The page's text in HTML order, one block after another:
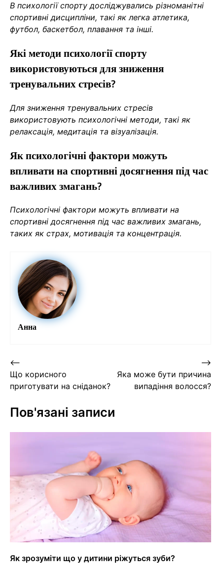
В психології спорту досліджувались різноманітні
спортивні дисципліни, такі як легка атлетика,
футбол, баскетбол, плавання та інші.
Які методи психології спорту
використовуються для зниження
тренувальних стресів?
Для зниження тренувальних стресів
використовують психологічні методи, такі як
релаксація, медитація та візуалізація.
Як психологічні фактори можуть
впливати на спортивні досягнення під час
важливих змагань?
Психологічні фактори можуть впливати на
спортивні досягнення під час важливих змагань,
таких як страх, мотивація та концентрація.
Анна
Навігація
записів
⟵
Що корисного
приготувати на сніданок?
Яка може бути причина
випадіння волосся?
⟶
Пов'язані записи
Як зрозуміти що у дитини ріжуться зуби?